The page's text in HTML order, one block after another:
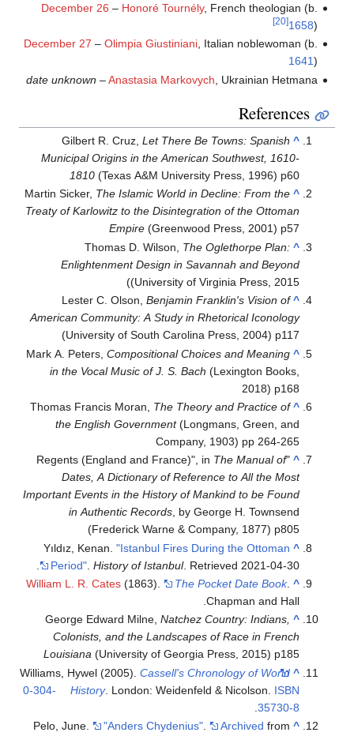
December 26 – Honoré Tournély, French theologian (b.
1658)
[20]
December 27 – Olimpia Giustiniani, Italian noblewoman (b.
1641)
date unknown –Anastasia Markovych , Ukrainian Hetmana
References
^
Gilbert R. Cruz,Let There Be Towns: Spanish
Municipal Origins in the American Southwest, 1610-
1810 (Texas A&M University Press, 1996) p60
^
Martin Sicker, The Islamic World in Decline: From the
Treaty of Karlowitz to the Disintegration of the Ottoman
Empire (Greenwood Press, 2001) p57
^
Thomas D. Wilson, The Oglethorpe Plan:
Enlightenment Design in Savannah and Beyond
(University of Virginia Press, 2015)
^
Lester C. Olson,Benjamin Franklin's Vision of
American Community: A Study in Rhetorical Iconology
(University of South Carolina Press, 2004) p117
^
Mark A. Peters,Compositional Choices and Meaning
in the Vocal Music of J. S. Bach (Lexington Books,
2018) p168
^
Thomas Francis Moran, The Theory and Practice of
the English Government(Longmans, Green, and
Company, 1903) pp 264-265
^
"Regents (England and France)", in
The Manual of
Dates, A Dictionary of Reference to All the Most
Important Events in the History of Mankind to be Found
in Authentic Records, by George H. Townsend
(Frederick Warne & Company, 1877) p805
^
Yıldız, Kenan."Istanbul Fires During the Ottoman
Period" .History of Istanbul. Retrieved 2021-04-30
^
William L. R. Cates (1863). The Pocket Date Book.
Chapman and Hall.
^
George Edward Milne,Natchez Country: Indians,
Colonists, and the Landscapes of Race in French
Louisiana (University of Georgia Press, 2015) p185
^
Williams, Hywel (2005).Cassell's Chronology of World
History. London: Weidenfeld & Nicolson. ISBN
0-304-
35730-8
.
^
Pelo, June. "Anders Chydenius". Archived from